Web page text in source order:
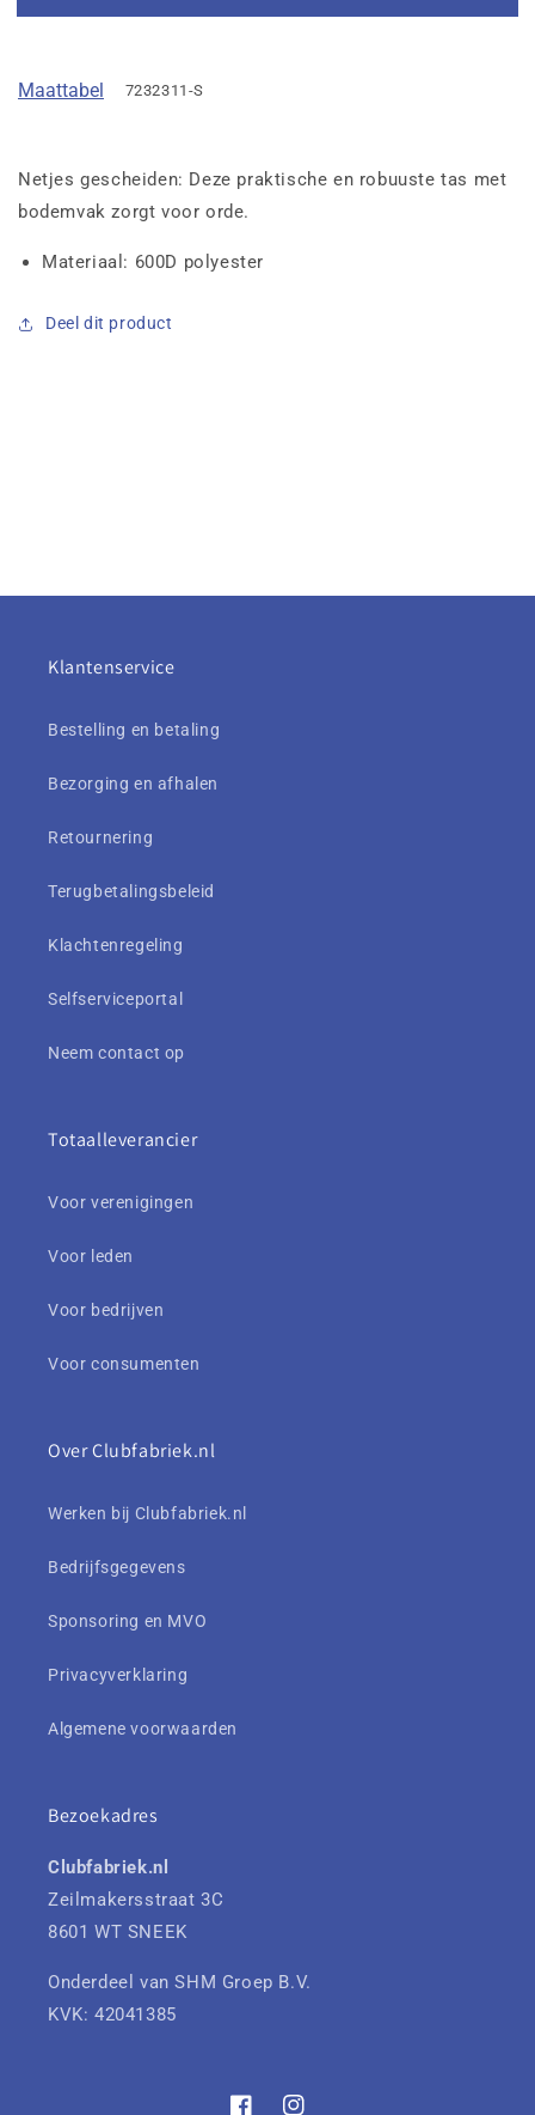
Maattabel 7232311-S
Netjes gescheiden: Deze praktische en robuuste tas met
bodemvak zorgt voor orde.
Materiaal: 600D polyester
Deel dit product
Klantenservice
Bestelling en betaling
Bezorging en afhalen
Retournering
Terugbetalingsbeleid
Klachtenregeling
Selfserviceportal
Neem contact op
Totaalleverancier
Voor verenigingen
Voor leden
Voor bedrijven
Voor consumenten
Over Clubfabriek.nl
Werken bij Clubfabriek.nl
Bedrijfsgegevens
Sponsoring en MVO
Privacyverklaring
Algemene voorwaarden
Bezoekadres
Clubfabriek.nl
Zeilmakersstraat 3C
8601 WT SNEEK
Onderdeel van SHM Groep B.V.
KVK: 42041385